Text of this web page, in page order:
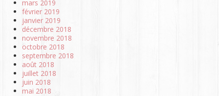
mars 2019
février 2019
janvier 2019
décembre 2018
novembre 2018
octobre 2018
septembre 2018
août 2018
juillet 2018
juin 2018
mai 2018